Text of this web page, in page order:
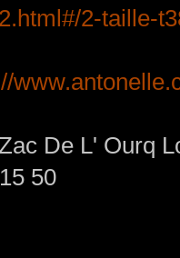
2-taille-
De L' Ourq
50